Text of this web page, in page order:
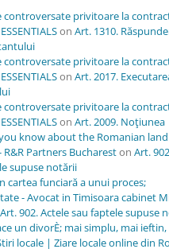
controversate privitoare la
on Art. 1310.
controversate privitoare la
on Art. 2017.
controversate privitoare la
on Art. 2009. Noţiunea
know about the Romanian
R&R Partners Buchareston Art.
supuse notării
cartea funciară a unui proces;
- Avocat in Timisoara cabinet
Art. 902. Actele sau faptele supuse
un divorÈ; mai simplu, mai
locale | Ziare locale online din